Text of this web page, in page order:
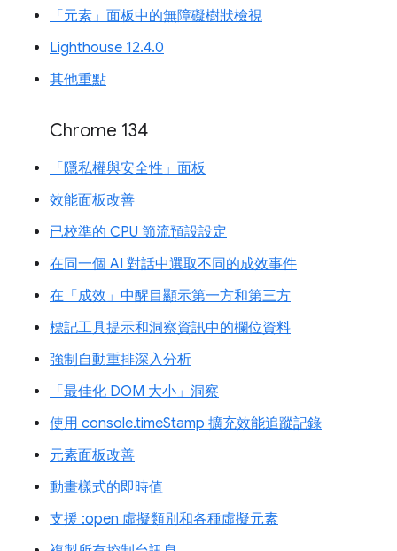
「元素」面板中的無障礙樹狀檢視
Lighthouse 12.4.0
其他重點
Chrome 134
「隱私權與安全性」面板
效能面板改善
已校準的 CPU 節流預設設定
在同一個 AI 對話中選取不同的成效事件
在「成效」中醒目顯示第一方和第三方
標記工具提示和洞察資訊中的欄位資料
強制自動重排深入分析
「最佳化 DOM 大小」洞察
使用 console.timeStamp 擴充效能追蹤記錄
元素面板改善
動畫樣式的即時值
支援 :open 虛擬類別和各種虛擬元素